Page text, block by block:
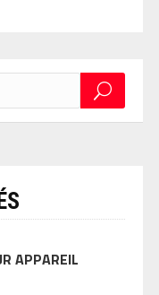
APPAREIL